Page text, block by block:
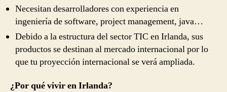
Nece­sitan desar­rol­ladores con experiencia en
ingeniería de software, project management, java…
Debido a la estruc­tura del sec­tor TIC en Irlanda, sus
pro­duc­tos se des­ti­nan al mer­cado inter­na­cional por lo
que tu proyección internacional se verá ampliada.
¿Por qué vivir en Irlanda?